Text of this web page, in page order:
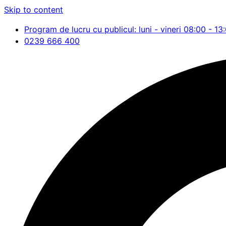
Skip to content
Program de lucru cu publicul: luni - vineri 08:00 -
0239 666 400